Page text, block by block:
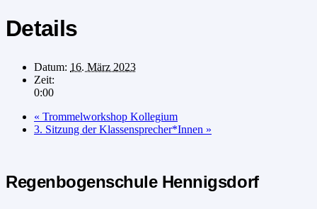
Details
Datum: 16. März 2023
Zeit:
0:00
« Trommelworkshop Kollegium
3. Sitzung der Klassensprecher*Innen »
Regenbogenschule Hennigsdorf